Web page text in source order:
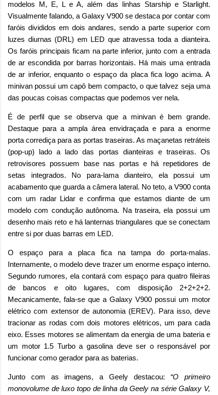
modelos M, E, L e A, além das linhas Starship e Starlight.
Visualmente falando, a Galaxy V900 se destaca por contar com
faróis divididos em dois andares, sendo a parte superior com
luzes diurnas (DRL) em LED que atravessa toda a dianteira.
Os faróis principais ficam na parte inferior, junto com a entrada
de ar escondida por barras horizontais. Há mais uma entrada
de ar inferior, enquanto o espaço da placa fica logo acima. A
minivan possui um capô bem compacto, o que talvez seja uma
das poucas coisas compactas que podemos ver nela.
É de perfil que se observa que a minivan é bem grande.
Destaque para a ampla área envidraçada e para a enorme
porta corrediça para as portas traseiras. As maçanetas retráteis
(pop-up) lado a lado das portas dianteiras e traseiras. Os
retrovisores possuem base nas portas e há repetidores de
setas integrados. No para-lama dianteiro, ela possui um
acabamento que guarda a câmera lateral. No teto, a V900 conta
com um radar Lidar e confirma que estamos diante de um
modelo com condução autônoma. Na traseira, ela possui um
desenho mais reto e há lanternas triangulares que se conectam
entre si por duas barras em LED.
O espaço para a placa fica na tampa do porta-malas.
Internamente, o modelo deve trazer um enorme espaço interno.
Segundo rumores, ela contará com espaço para quatro fileiras
de bancos e oito lugares, com disposição 2+2+2+2.
Mecanicamente, fala-se que a Galaxy V900 possui um motor
elétrico com extensor de autonomia (EREV). Para isso, deve
tracionar as rodas com dois motores elétricos, um para cada
eixo. Esses motores se alimentam da energia de uma bateria e
um motor 1.5 Turbo a gasolina deve ser o responsável por
funcionar como gerador para as baterias.
Junto com as imagens, a Geely destacou: “O primeiro
monovolume de luxo topo de linha da Geely na série Galaxy V,